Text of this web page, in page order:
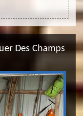
Des Champs